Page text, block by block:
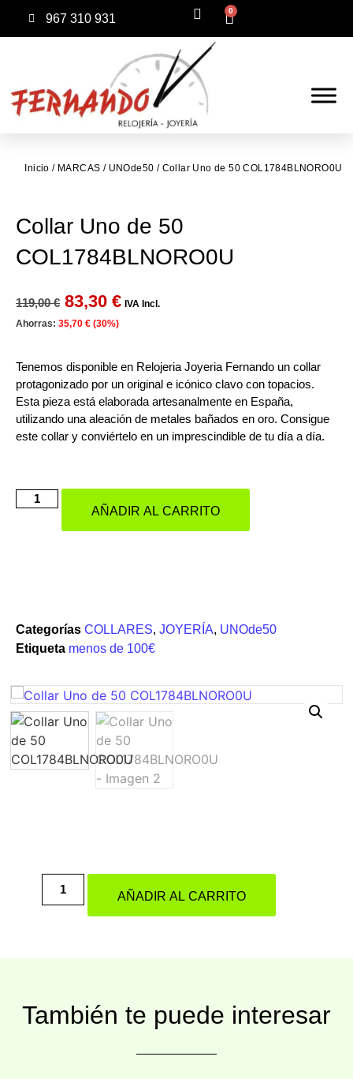
967 310 931
0
Inicio / MARCAS / UNOde50 / Collar Uno de 50 COL1784BLNORO0U
Collar Uno de 50
COL1784BLNORO0U
119,00€ 83,30 € IVA Incl.
Ahorras: 35,70 € (30%)
Tenemos disponible en Relojeria Joyeria Fernando un collar
protagonizado por un original e icónico clavo con topacios.
Esta pieza está elaborada artesanalmente en España,
utilizando una aleación de metales bañados en oro. Consigue
este collar y conviértelo en un imprescindible de tu día a día.
AÑADIR AL CARRITO
Categorías COLLARES, JOYERÍA, UNOde50
Etiqueta menos de 100€
AÑADIR AL CARRITO
También te puede interesar